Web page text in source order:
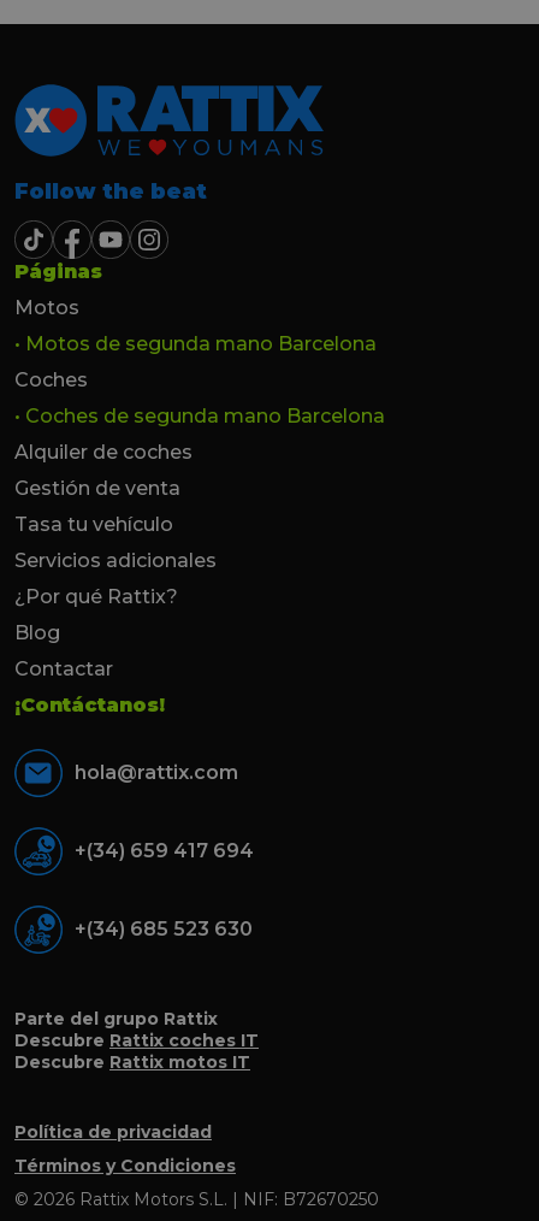
Follow the beat
Páginas
Motos
• Motos de segunda mano Barcelona
Coches
• Coches de segunda mano Barcelona
Alquiler de coches
Gestión de venta
Tasa tu vehículo
Servicios adicionales
¿Por qué Rattix?
Blog
Contactar
¡Contáctanos!
hola@rattix.com
+(34) 659 417 694
+(34) 685 523 630
Parte del grupo Rattix
Descubre Rattix coches IT
Descubre Rattix motos IT
Política de privacidad
Términos y Condiciones
© 2026 Rattix Motors S.L. | NIF: B72670250